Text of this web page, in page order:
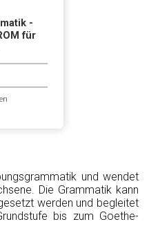
-
für
und wendet
Die Grammatik kann
werden und begleitet
bis zum Goethe-